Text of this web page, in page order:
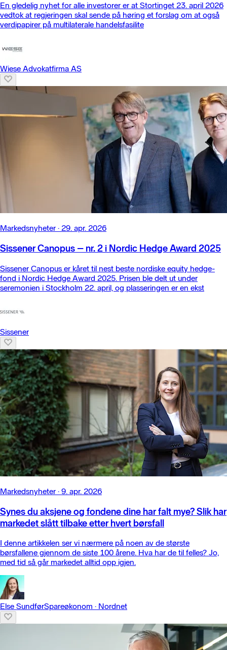
En gledelig nyhet for alle investorer er at Stortinget 23. april 2026
vedtok at regjeringen skal sende på høring et forslag om at også
verdipapirer på multilaterale handelsfasilite
Wiese Advokatfirma AS
Markedsnyheter · 29. apr. 2026
Sissener Canopus – nr. 2 i Nordic Hedge Award 2025
Sissener Canopus er kåret til nest beste nordiske equity hedge-
fond i Nordic Hedge Award 2025. Prisen ble delt ut under
seremonien i Stockholm 22. april, og plasseringen er en ekst
Sissener
Markedsnyheter · 9. apr. 2026
Synes du aksjene og fondene dine har falt mye? Slik har
markedet slått tilbake etter hvert børsfall
I denne artikkelen ser vi nærmere på noen av de største
børsfallene gjennom de siste 100 årene. Hva har de til felles? Jo,
med tid så går markedet alltid opp igjen.
Else SundførSpareøkonom · Nordnet